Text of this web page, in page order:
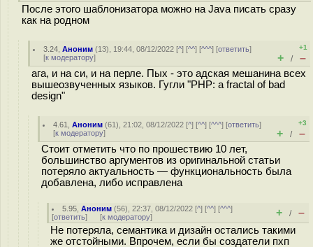
После этого шаблонизатора можно на Java писать сразу
как на родном
3.24 ,Аноним (13), 19:44, 08/12/2022 [^] [^^] [^^^] [ответить]
[к модератору]
+1
+ / –
ага, и на си, и на перле. Пых - это адская мешанина всех
вышеозвученных языков. Гугли "PHP: a fractal of bad
design"
4.61 ,Аноним (61), 21:02, 08/12/2022 [^] [^^] [^^^] [ответить]
[к модератору]
+3
+ / –
Стоит отметить что по прошествию 10 лет,
большинство аргументов из оригинальной статьи
потеряло актуальность — функциональность была
добавлена, либо исправлена
5.95 ,Аноним (56), 22:37, 08/12/2022 [^] [^^] [^^^]
[ответить] [к модератору] + / –
Не потеряла, семантика и дизайн остались такими
же отстойными. Впрочем, если бы создатели пхп